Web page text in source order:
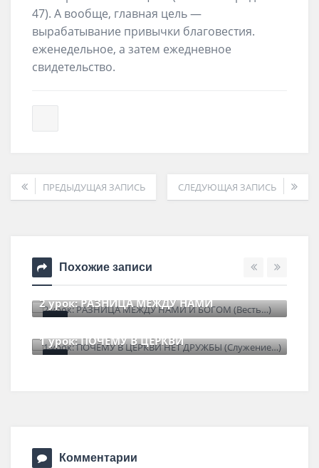
47). А вообще, главная цель —
вырабатывание привычки благовестия.
еженедельное, а затем ежедневное
свидетельство.
ПРЕДЫДУЩАЯ ЗАПИСЬ СЛЕДУЮЩАЯ ЗАПИСЬ
Похожие записи
2 урок: РАЗНИЦА МЕЖДУ НАМИ
1 урок: ПОЧЕМУ В ЦЕРКВИ
Комментарии